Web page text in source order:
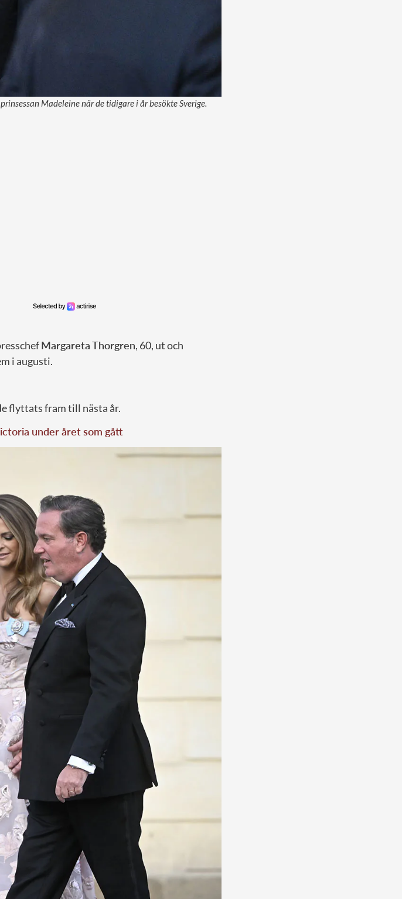
Madeleine när de tidigare i år besökte Sverige.
Margareta Thorgren, 60, ut och
i augusti.
flyttats fram till nästa år.
under året som gått